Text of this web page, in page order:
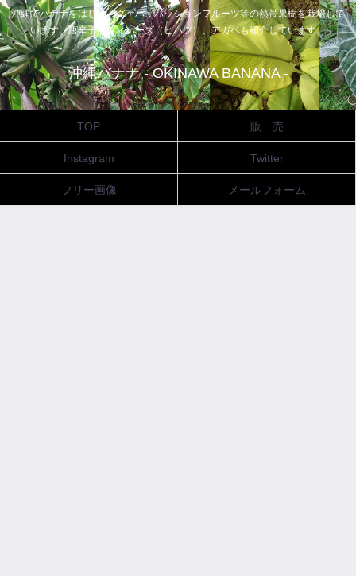
沖縄でバナナをはじめ、グァバ、パッションフルーツ等の熱帯果樹を栽培して
います。唐辛子、ピィパーズ（ヒハツ）、アガベも紹介しています。
沖縄バナナ - OKINAWA BANANA -
TOP 販 売
Instagram Twitter
フリー画像 メールフォーム